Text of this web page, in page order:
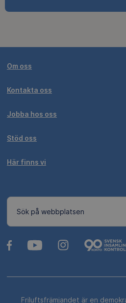
Om oss
Kontakta oss
Jobba hos oss
Stöd oss
Här finns vi
Sök på webbplatsen
Friluftsfrämjandet är en